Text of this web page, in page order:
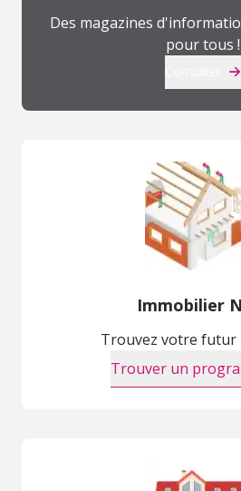
Des magazines
pour tous !
Immobilier
Trouvez votre futur
Trouver un